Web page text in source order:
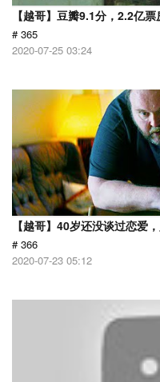
【越哥】豆瓣9.1分，2.2亿
# 365
2020-07-25 03:24
【越哥】40岁还没谈过恋爱
# 366
2020-07-23 05:12